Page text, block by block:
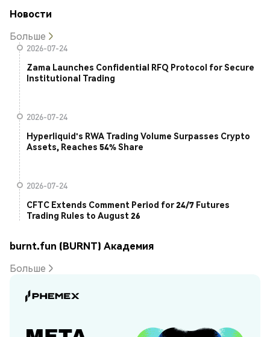
Новости
Больше
2026-07-24
Zama Launches Confidential RFQ Protocol for Secure
Institutional Trading
2026-07-24
Hyperliquid's RWA Trading Volume Surpasses Crypto
Assets, Reaches 54% Share
2026-07-24
CFTC Extends Comment Period for 24/7 Futures
Trading Rules to August 26
burnt.fun (BURNT) Академия
Больше